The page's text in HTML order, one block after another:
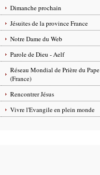
Dimanche prochain
Jésuites de la province France
Notre Dame du Web
Parole de Dieu - Aelf
Réseau Mondial de Prière du Pape
(France)
Rencontrer Jésus
Vivre l'Evangile en plein monde